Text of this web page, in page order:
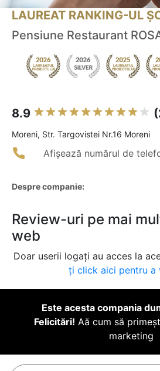
LAUREAT RANKING-UL
Pensiune Restaurant
8.9
Moreni, Str. Targovistei Nr.16 Moreni
Afișează numărul de
Despre companie:
Review-uri pe mai
web
Doar userii logați au acces la
ți click aici pentru a
Este acesta compania
Felicitări! Aă cum să
marketing